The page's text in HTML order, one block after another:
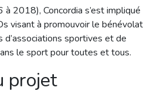
2018), Concordia s’est impliqué
visant à promouvoir le bénévolat
sportives et de
le sport pour toutes et tous.
projet